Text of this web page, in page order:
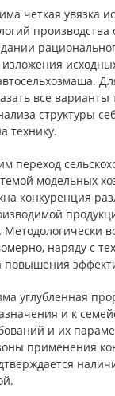
четкая увязка
все
структуры
технику.
переход
модельных
конкуренция
наряду с
углубленная
и к
и их
применения